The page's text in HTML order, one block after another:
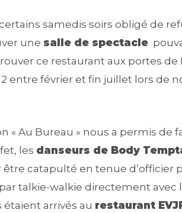
samedis soirs obligé de
une salle de spectacle
ce restaurant aux portes de
entre février et fin juillet lors de
« Au Bureau » nous a permis de
les danseurs de Body
catapulté en tenue
talkie-walkie directement
arrivés au restaurant